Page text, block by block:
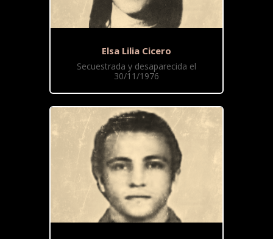
Elsa Lilia Cicero
Secuestrada y desaparecida el
30/11/1976